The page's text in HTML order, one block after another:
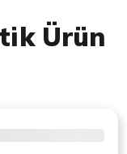
Ürün